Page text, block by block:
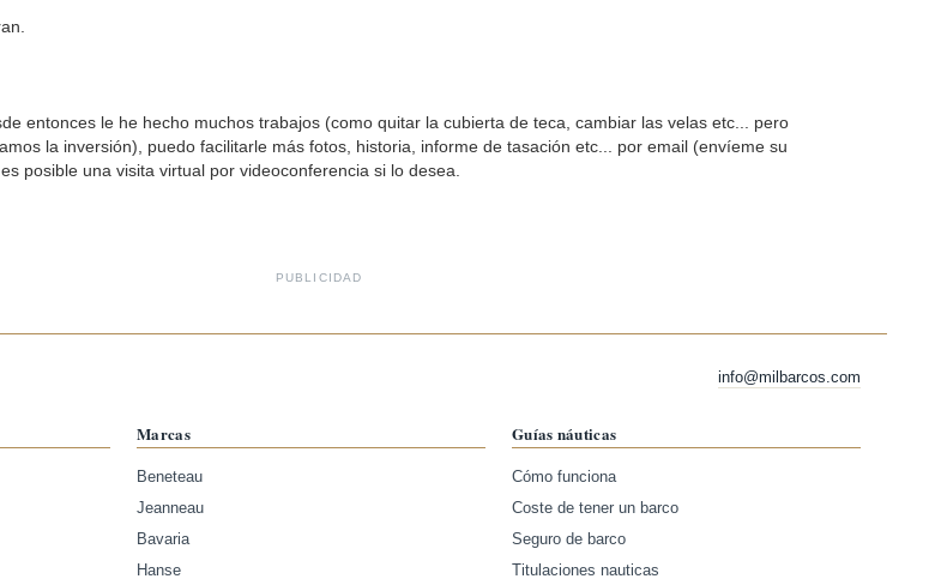
entonces le he hecho muchos trabajos (como quitar la cubierta de teca, cambiar las velas etc... pero
la inversión), puedo facilitarle más fotos, historia, informe de tasación etc... por email (envíeme su
posible una visita virtual por videoconferencia si lo desea.
PUBLICIDAD
info@milbarcos.com
Marcas
Beneteau
Jeanneau
Bavaria
Hanse
Guías náuticas
Cómo funciona
Coste de tener un barco
Seguro de barco
Titulaciones nauticas